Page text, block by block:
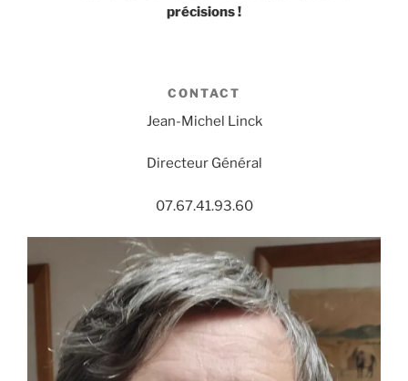
précisions !
CONTACT
Jean-Michel Linck
Directeur Général
07.67.41.93.60